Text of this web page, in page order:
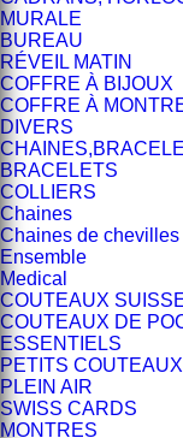
MURALE
BUREAU
RÉVEIL MATIN
COFFRE À BIJOUX
COFFRE À
DIVERS
BRACELETS
COLLIERS
Chaines
Chaines de chevilles
Ensemble
Medical
COUTEAUX
COUTEAUX DE
ESSENTIELS
PETITS
PLEIN AIR
SWISS CARDS
MONTRES